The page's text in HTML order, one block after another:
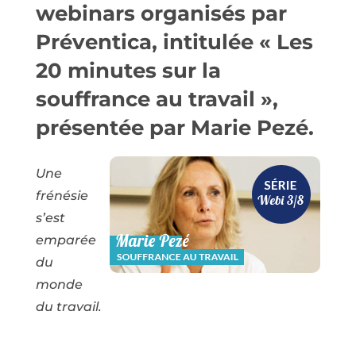
webinars organisés par
Préventica, intitulée « Les
20 minutes sur la
souffrance au travail »,
présentée par Marie Pezé.
Une
frénésie
s’est
emparée
du
monde
du travail.